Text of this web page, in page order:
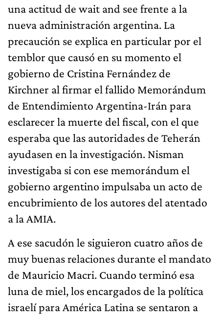
una actitud de wait and see frente a la
nueva administración argentina. La
precaución se explica en particular por el
temblor que causó en su momento el
gobierno de Cristina Fernández de
Kirchner al firmar el fallido Memorándum
de Entendimiento Argentina-Irán para
esclarecer la muerte del fiscal, con el que
esperaba que las autoridades de Teherán
ayudasen en la investigación. Nisman
investigaba si con ese memorándum el
gobierno argentino impulsaba un acto de
encubrimiento de los autores del atentado
a la AMIA.
A ese sacudón le siguieron cuatro años de
muy buenas relaciones durante el mandato
de Mauricio Macri. Cuando terminó esa
luna de miel, los encargados de la política
israelí para América Latina se sentaron a